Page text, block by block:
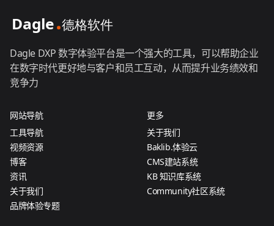
Dagle DXP 数字体验平台是一个强大的工具，可以帮助企业
在数字时代更好地与客户和员工互动，从而提升业务绩效和
竞争力
网站导航
工具导航
视频资源
博客
资讯
关于我们
品牌体验专题
更多
关于我们
Baklib.体验云
CMS建站系统
KB 知识库系统
Community社区系统